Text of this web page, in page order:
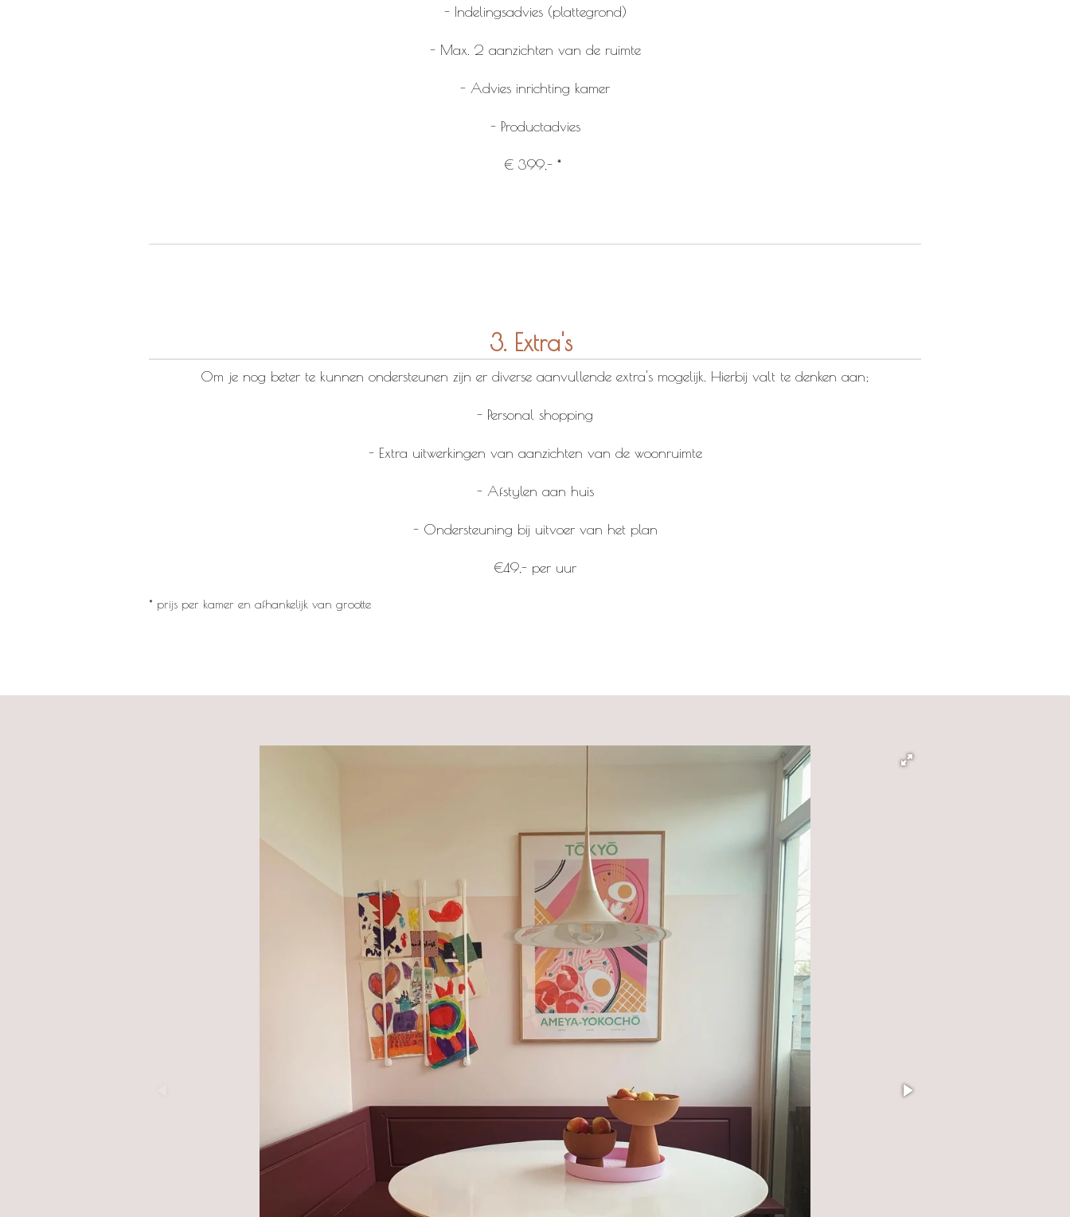
- Indelingsadvies (plattegrond)
- Max. 2 aanzichten van de ruimte
- Advies inrichting kamer
- Productadvies
€ 399,- *
3. Extra's
Om je nog beter te kunnen ondersteunen zijn er diverse aanvullende extra's mogelijk. Hierbij valt te denken aan;
- Personal shopping
- Extra uitwerkingen van aanzichten van de woonruimte
- Afstylen aan huis
- Ondersteuning bij uitvoer van het plan
€49,- per uur
* prijs per kamer en afhankelijk van grootte